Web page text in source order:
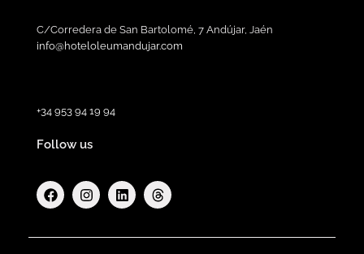
C/Corredera de San Bartolomé, 7 Andújar, Jaén
info@hoteloleumandujar.com
+34 953 94 19 94
Follow us